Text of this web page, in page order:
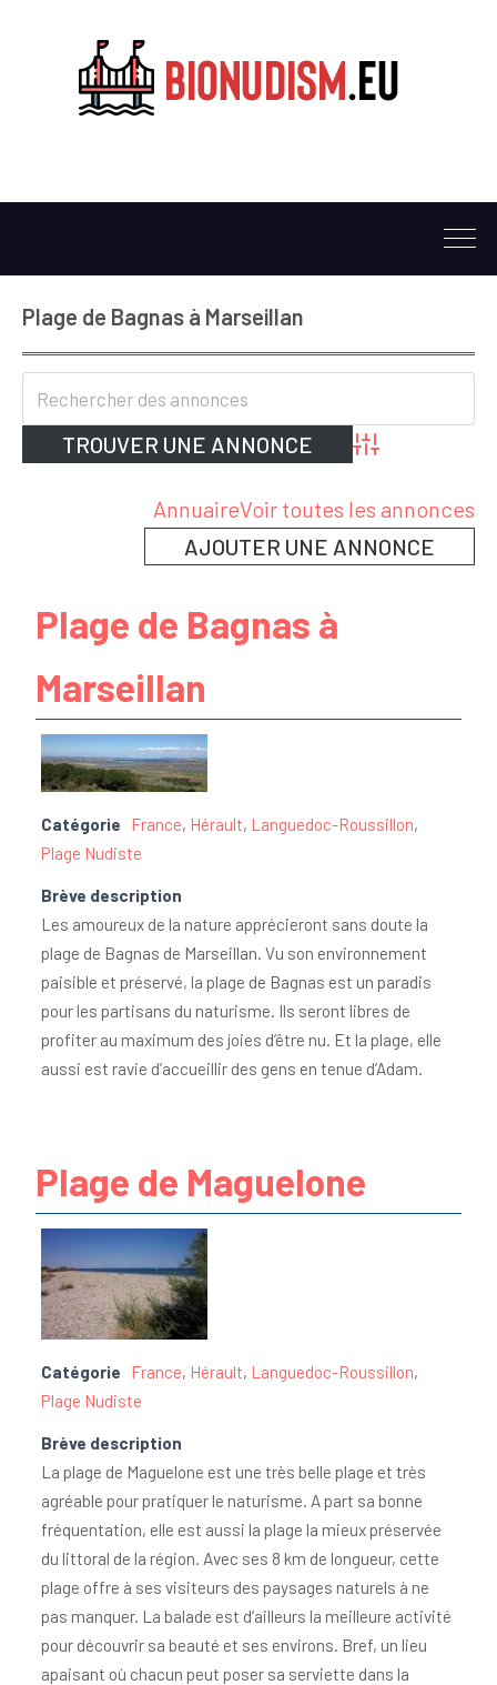
Plage de Bagnas à Marseillan
Advanced Search
AnnuaireVoir toutes les annonces
AJOUTER UNE ANNONCE
Plage de Bagnas à
Marseillan
Catégorie France, Hérault, Languedoc-Roussillon,
Plage Nudiste
Brève description
Les amoureux de la nature apprécieront sans doute la
plage de Bagnas de Marseillan. Vu son environnement
paisible et préservé, la plage de Bagnas est un paradis
pour les partisans du naturisme. Ils seront libres de
profiter au maximum des joies d’être nu. Et la plage, elle
aussi est ravie d’accueillir des gens en tenue d’Adam.
Plage de Maguelone
Catégorie France, Hérault, Languedoc-Roussillon,
Plage Nudiste
Brève description
La plage de Maguelone est une très belle plage et très
agréable pour pratiquer le naturisme. A part sa bonne
fréquentation, elle est aussi la plage la mieux préservée
du littoral de la région. Avec ses 8 km de longueur, cette
plage offre à ses visiteurs des paysages naturels à ne
pas manquer. La balade est d’ailleurs la meilleure activité
pour découvrir sa beauté et ses environs. Bref, un lieu
apaisant où chacun peut poser sa serviette dans la